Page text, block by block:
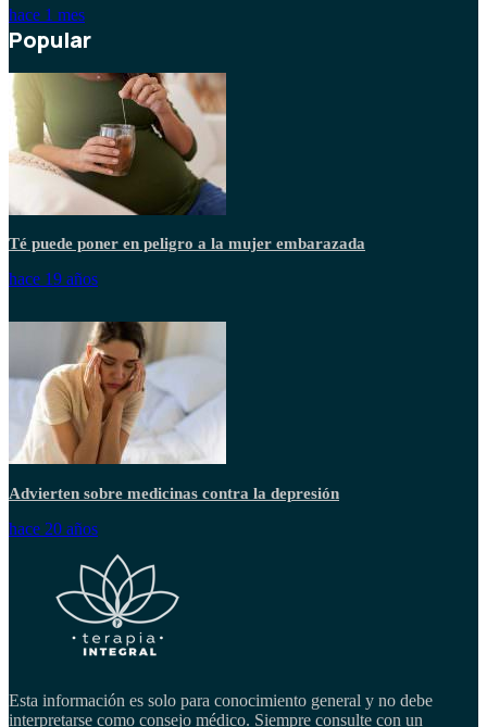
hace 1 mes
Popular
Té puede poner en peligro a la mujer embarazada
hace 19 años
Advierten sobre medicinas contra la depresión
hace 20 años
Esta información es solo para conocimiento general y no debe
interpretarse como consejo médico. Siempre consulte con un